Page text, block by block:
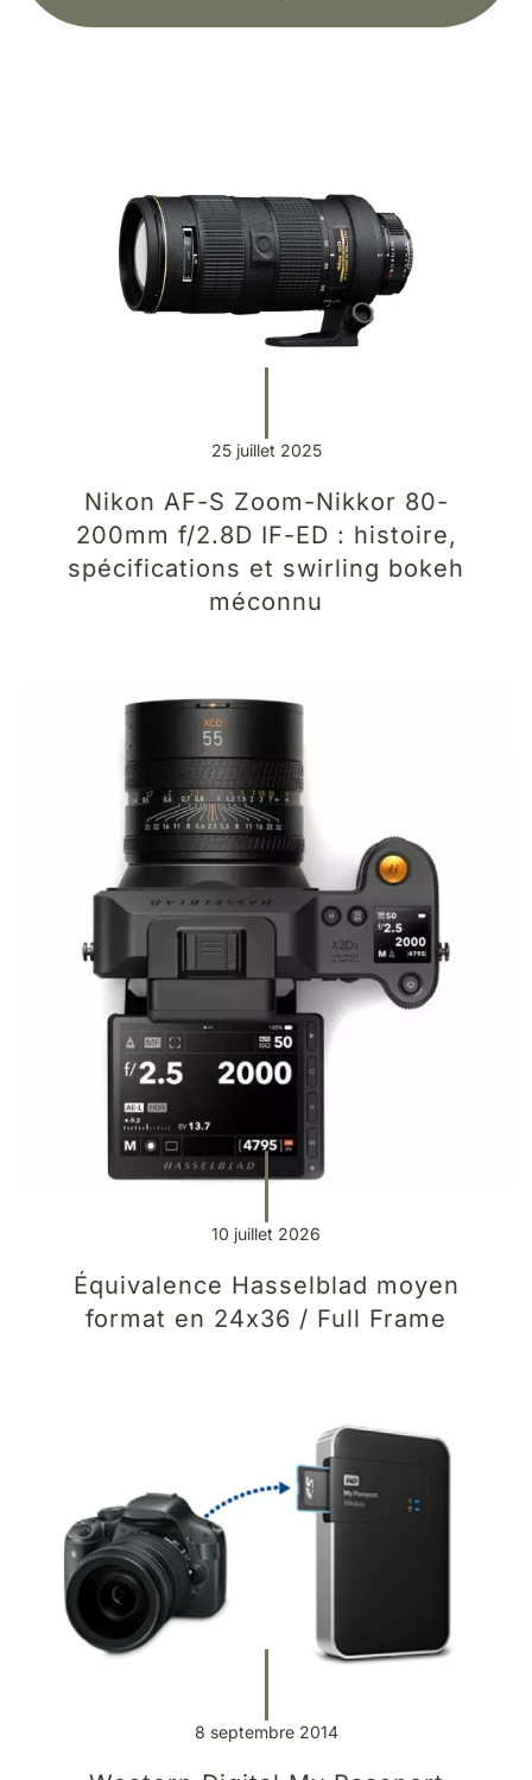
25 juillet 2025
Nikon AF-S Zoom-Nikkor 80-
200mm f/2.8D IF-ED : histoire,
spécifications et swirling bokeh
méconnu
10 juillet 2026
Équivalence Hasselblad moyen
format en 24x36 / Full Frame
8 septembre 2014